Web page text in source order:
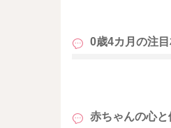
0歳4カ月の注
赤ちゃんの心と